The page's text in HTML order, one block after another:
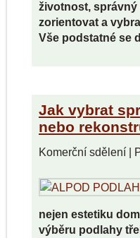
životnost, správný
zorientovat a
Vše podstatné se
Jak vybrat
nebo
Komerční sdělení|
nejen estetiku
výběru podlahy